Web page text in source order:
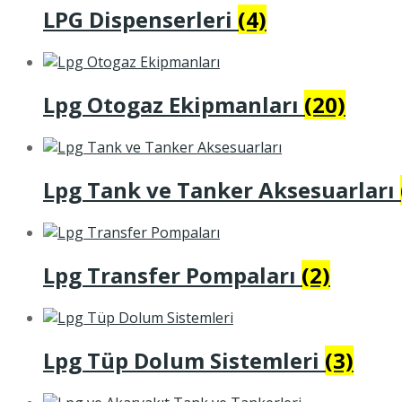
LPG Dispenserleri (4)
Lpg Otogaz Ekipmanları (20)
Lpg Tank ve Tanker Aksesuarları
Lpg Transfer Pompaları (2)
Lpg Tüp Dolum Sistemleri (3)